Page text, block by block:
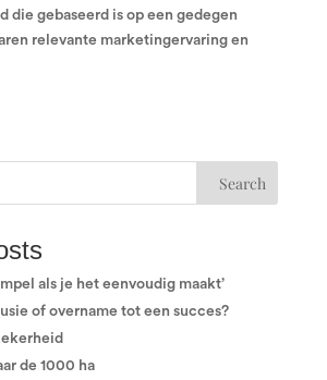
die gebaseerd is op een gedegen
relevante marketingervaring en
als je het eenvoudig maakt’
of overname tot een succes?
de 1000 ha